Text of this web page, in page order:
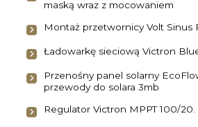
maską wraz z mocowaniem
Montaż przetwornicy Volt Sinus
Ładowarkę sieciową Victron
Przenośny panel solarny
przewody do solara 3mb
Regulator Victron MPPT 100/20.